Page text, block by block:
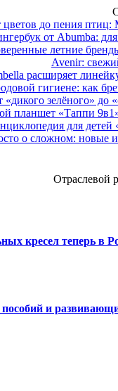
до пения птиц:
от Abumba:
летние
Avenir:
расширяет
гигиене: как
«дикого зелёного» до
планшет «Таппи
для
о сложном: новые
Отраслевой
кресел теперь в
и